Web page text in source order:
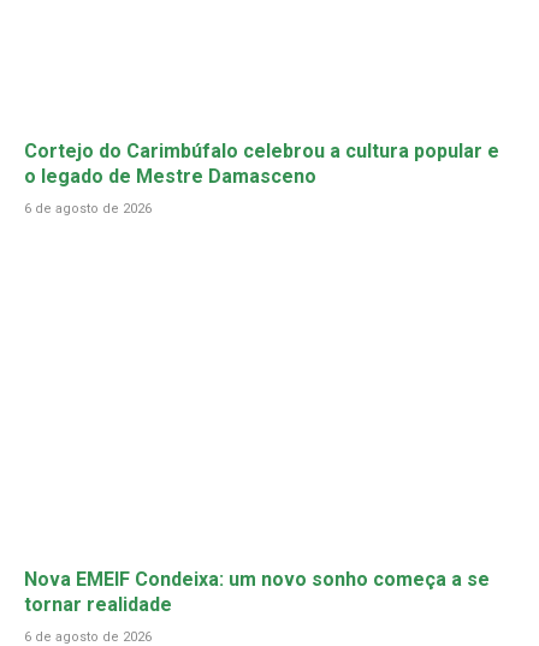
Cortejo do Carimbúfalo celebrou a cultura popular e
o legado de Mestre Damasceno
6 de agosto de 2026
Nova EMEIF Condeixa: um novo sonho começa a se
tornar realidade
6 de agosto de 2026